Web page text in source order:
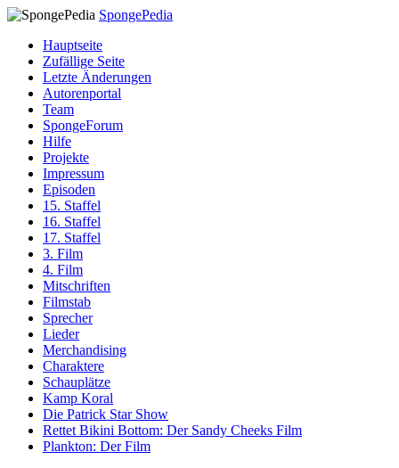
SpongePedia
Hauptseite
Zufällige Seite
Letzte Änderungen
Autorenportal
Team
SpongeForum
Hilfe
Projekte
Impressum
Episoden
15. Staffel
16. Staffel
17. Staffel
3. Film
4. Film
Mitschriften
Filmstab
Sprecher
Lieder
Merchandising
Charaktere
Schauplätze
Kamp Koral
Die Patrick Star Show
Rettet Bikini Bottom: Der Sandy Cheeks Film
Plankton: Der Film